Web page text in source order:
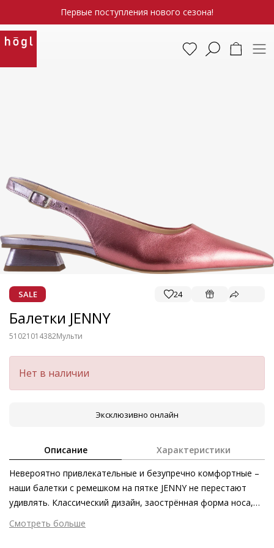
Первые поступления нового сезона!
SALE 24
Балетки JENNY
51021014382Мульти
Нет в наличии
Эксклюзивно онлайн
Описание Характеристики
Невероятно привлекательные и безупречно комфортные –
наши балетки с ремешком на пятке JENNY не перестают
удивлять. Классический дизайн, заострённая форма носа,
изящный регулируемый ремешок на пятке, миниатюрный
блочный каблук, а также плавный переход цвета на
Смотреть больше